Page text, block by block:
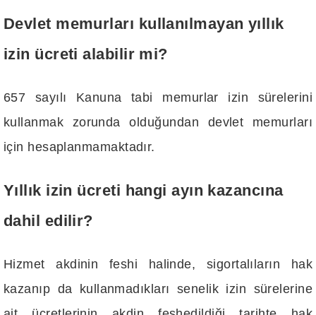
Devlet memurları kullanılmayan yıllık
izin ücreti alabilir mi?
657 sayılı Kanuna tabi memurlar izin sürelerini
kullanmak zorunda olduğundan devlet memurları
için hesaplanmamaktadır.
Yıllık izin ücreti hangi ayın kazancına
dahil edilir?
Hizmet akdinin feshi halinde, sigortalıların hak
kazanıp da kullanmadıkları senelik izin sürelerine